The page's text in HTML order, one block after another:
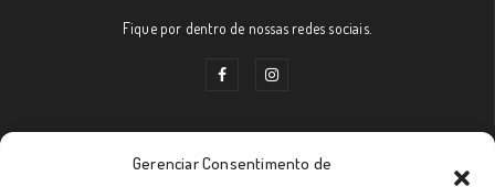
Gerenciar Consentimento de
Fique por dentro de nossas redes sociais.